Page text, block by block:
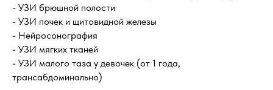
- УЗИ брюшной полости
- УЗИ почек и щитовидной железы
- Нейросонография
- УЗИ мягких тканей
- УЗИ малого таза у девочек (от 1 года,
трансабдоминально)